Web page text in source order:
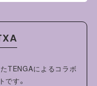
ださい。
てネットに入れ、他の
より収縮やねじれ、型
TENGAによるコラボ
す。